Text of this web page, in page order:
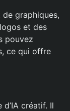
graphiques,
et des
pouvez
ce qui offre
créatif. Il